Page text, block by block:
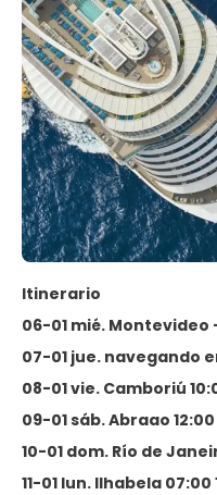
Itinerario
06-01 mié. Montevideo
07-01 jue. navegando
08-01 vie. Camboriú
09-01 sáb. Abraao 12:00
10-01 dom. Río de
11-01 lun. Ilhabela 07:00